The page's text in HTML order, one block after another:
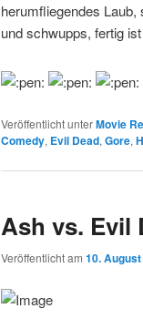
herumfliegendes
und schwupps, fertig
Veröffentlicht unterMovie
Comedy, Evil Dead, Gore,
Ash vs. Evil
Veröffentlicht am 10.